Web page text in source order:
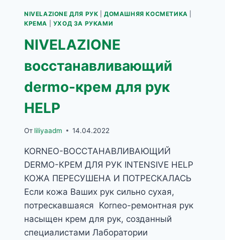
NIVELAZIONE ДЛЯ РУК |ДОМАШНЯЯ КОСМЕТИКА
КРЕМА
УХОД ЗА РУКАМИ
NIVELAZIONE
восстанавливающий
dermo-крем для рук
HELP
От liliyaadm 14.04.2022
KORNEO-ВОССТАНАВЛИВАЮЩИЙ
DERMO-КРЕМ ДЛЯ РУК INTENSIVE HELP
КОЖА ПЕРЕСУШЕНА И ПОТРЕСКАЛАСЬ
Если кожа Ваших рук сильно сухая,
потрескавшаяся Korneo-ремонтная рук
насыщен крем для рук, созданный
специалистами Лаборатории